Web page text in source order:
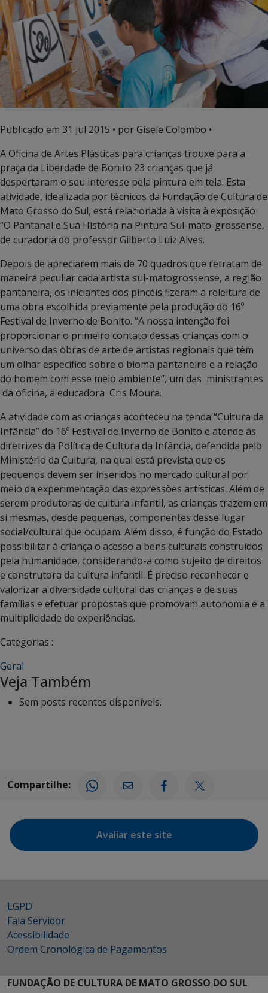
Publicado em 31 jul 2015 • por Gisele Colombo •
A Oficina de Artes Plásticas para crianças trouxe para a
praça da Liberdade de Bonito 23 crianças que já
despertaram o seu interesse pela pintura em tela. Esta
atividade, idealizada por técnicos da Fundação de Cultura de
Mato Grosso do Sul, está relacionada à visita à exposição
“O Pantanal e Sua História na Pintura Sul-mato-grossense,
de curadoria do professor Gilberto Luiz Alves.
Depois de apreciarem mais de 70 quadros que retratam de
maneira peculiar cada artista sul-matogrossense, a região
pantaneira, os iniciantes dos pincéis fizeram a releitura de
uma obra escolhida previamente pela produção do 16º
Festival de Inverno de Bonito. “A nossa intenção foi
proporcionar o primeiro contato dessas crianças com o
universo das obras de arte de artistas regionais que têm
um olhar específico sobre o bioma pantaneiro e a relação
do homem com esse meio ambiente”, um das ministrantes
da oficina, a educadora Cris Moura.
A atividade com as crianças aconteceu na tenda “Cultura da
Infância” do 16º Festival de Inverno de Bonito e atende às
diretrizes da Política de Cultura da Infância, defendida pelo
Ministério da Cultura, na qual está prevista que os
pequenos devem ser inseridos no mercado cultural por
meio da experimentação das expressões artísticas. Além de
serem produtoras de cultura infantil, as crianças trazem em
si mesmas, desde pequenas, componentes desse lugar
social/cultural que ocupam. Além disso, é função do Estado
possibilitar à criança o acesso a bens culturais construídos
pela humanidade, considerando-a como sujeito de direitos
e construtora da cultura infantil. É preciso reconhecer e
valorizar a diversidade cultural das crianças e de suas
famílias e efetuar propostas que promovam autonomia e a
multiplicidade de experiências.
Categorias :
Geral
Veja Também
Sem posts recentes disponíveis.
Compartilhe:
Avaliar este site
LGPD
Fala Servidor
Acessibilidade
Ordem Cronológica de Pagamentos
FUNDAÇÃO DE CULTURA DE MATO GROSSO DO SUL